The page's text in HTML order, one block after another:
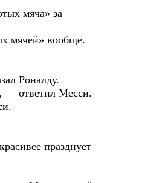
мяча» за
мячей» вообще.
Роналду.
— ответил Месси.
празднует